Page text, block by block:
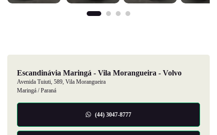
Escandinávia Maringá - Vila Morangueira - Volvo
Avenida Tuiuti, 589, Vila Morangueira
Maringá / Paraná
(44) 3047-8777